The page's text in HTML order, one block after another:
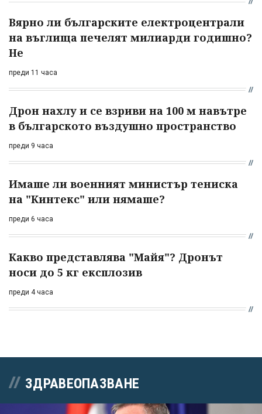
Вярно ли българските електроцентрали
на въглища печелят милиарди годишно?
Не
преди 11 часа
Дрон нахлу и се взриви на 100 м навътре
в българското въздушно пространство
преди 9 часа
Имаше ли военният министър тениска
на "Кинтекс" или нямаше?
преди 6 часа
Какво представлява "Майя"? Дронът
носи до 5 кг експлозив
преди 4 часа
ЗДРАВЕОПАЗВАНЕ